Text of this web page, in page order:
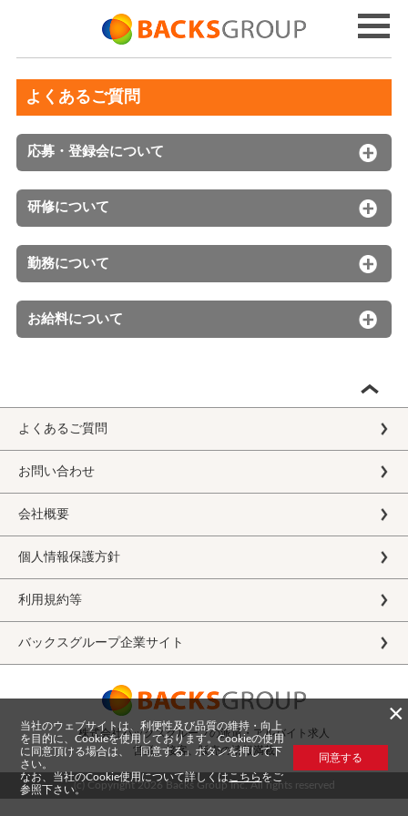
よくあるご質問
応募・登録会について
研修について
勤務について
お給料について
よくあるご質問
お問い合わせ
会社概要
個人情報保護方針
利用規約等
バックスグループ企業サイト
株式会社バックスグループの派遣・アルバイト求人
営業、接客、販売の情報満載
(c) Copyright2026 Backs Group Inc. All rights reserved
×
当社のウェブサイトは、利便性及び品質の維持・向上
を目的に、Cookieを使用しております。Cookieの使用
に同意頂ける場合は、「同意する」ボタンを押して下
さい。
なお、当社のCookie使用について詳しくは こちら をご
参照下さい。
同意する